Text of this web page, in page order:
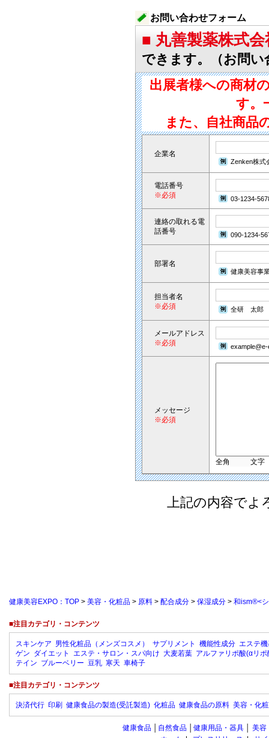
お問い合わせフォーム
■ 丸善製薬株式
できます。（お問い
出展者様への商材
す。
また、自社商品
企業名
Zenken株式
電話番号
※必須
03-1234-
連絡の取れる電
話番号
090-1234-
部署名
健康美容事
担当者名
※必須
全研 太郎
メールアドレス
※必須
メッセージ
※必須
全角 文字
上記の内容でよ
健康美容EXPO：TOP > 美容・化粧品 > 原料 > 配合成分 > 保湿成分 > 和ism®<
■注目カテゴリ・コンテンツ
スキンケア 男性化粧品（メンズコスメ） サプリメント 機能性成分 エステ
ゲン ダイエット エステ・サロン・スパ向け 大麦若葉 アルファリポ酸(αリポ
テイン ブルーベリー 豆乳 寒天 車椅子
■注目カテゴリ・コンテンツ
決済代行 印刷 健康食品の製造(受託製造) 化粧品 健康食品の原料 美容・化
健康食品 自然食品 健康用品・器具 美容